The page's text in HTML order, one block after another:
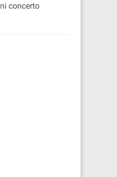
concerto